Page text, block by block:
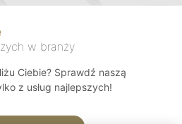
w branży
Ciebie? Sprawdź naszą
z usług najlepszych!